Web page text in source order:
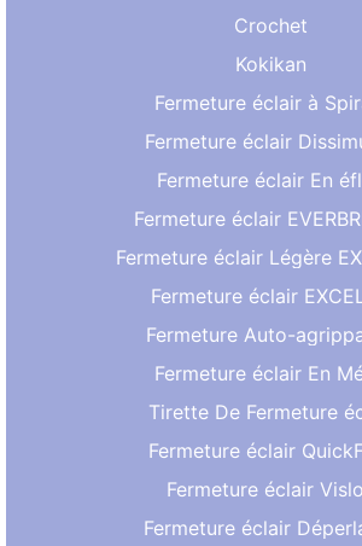
Crochet
Kokikan
Fermeture éclair à
Fermeture éclair
Fermeture éclair En
Fermeture éclair
Fermeture éclair Légère
Fermeture éclair
Fermeture Auto-
Fermeture éclair En
Tirette De Fermeture
Fermeture éclair
Fermeture éclair
Fermeture éclair